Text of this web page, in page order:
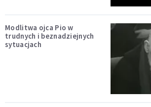
Modlitwa ojca Pio w
trudnych i beznadziejnych
sytuacjach